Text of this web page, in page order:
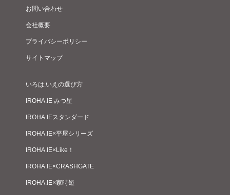
お問い合わせ
会社概要
プライバシーポリシー
サイトマップ
いろは.いえの選び方
IROHA.IE みつ星
IROHA.IEスタンダード
IROHA.IE×平屋シリーズ
IROHA.IE×Like！
IROHA.IE×CRASHGATE
IROHA.IE×家時短